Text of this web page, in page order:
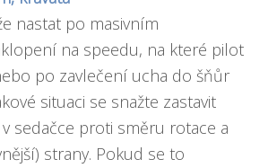
nastat po masivním
na speedu, na které pilot
po zavlečení ucha do šňůr
situaci se snažte zastavit
sedačce proti směru rotace a
strany. Pokud se to